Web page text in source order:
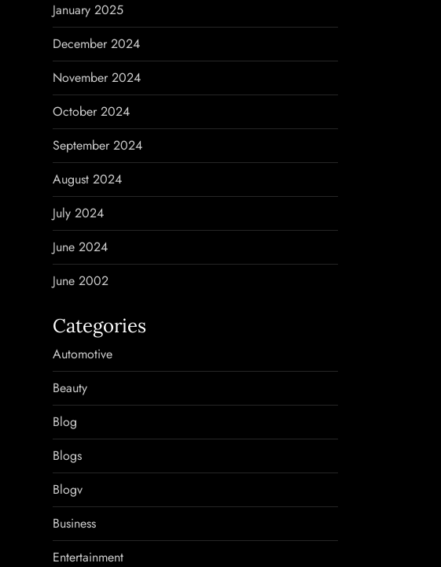
January 2025
December 2024
November 2024
October 2024
September 2024
August 2024
July 2024
June 2024
June 2002
Categories
Automotive
Beauty
Blog
Blogs
Blogv
Business
Entertainment